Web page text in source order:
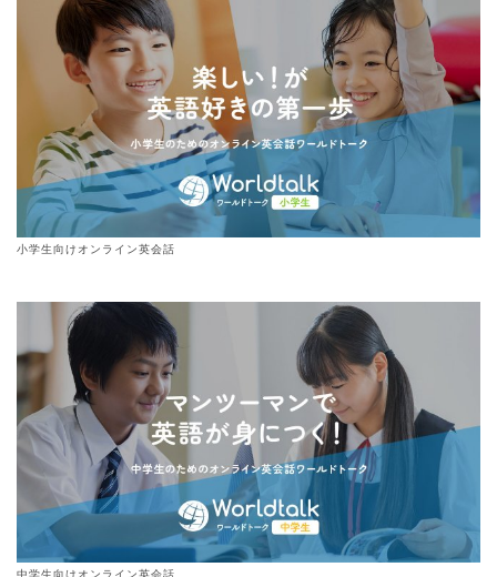
小学生向けオンライン英会話
中学生向けオンライン英会話